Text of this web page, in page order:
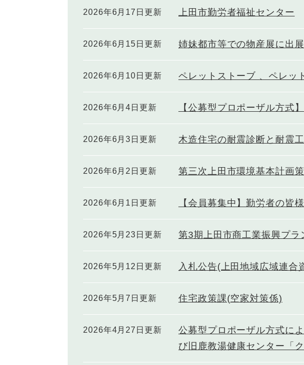
2026年6月17日更新 上田市勤労者福祉センター
2026年6月15日更新 姉妹都市等での物産展に出
2026年6月10日更新 ペレットストーブ 、ペレッ
2026年6月4日更新 【公募型プロポーザル方式
2026年6月3日更新 木造住宅の耐震診断と耐震
2026年6月2日更新 第三次上田市環境基本計画
2026年6月1日更新 【会員募集中】勤労者の皆
2026年5月23日更新 第3期上田市商工業振興プラ
2026年5月12日更新 入札公告(上田地域広域連合
2026年5月7日更新 住宅政策課(空家対策係)
2026年4月27日更新
公募型プロポーザル方式に
び旧鹿教湯健康センター「